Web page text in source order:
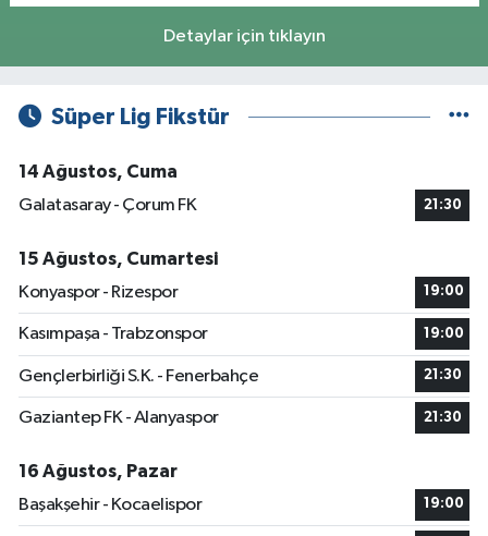
Detaylar için tıklayın
Süper Lig Fikstür
14 Ağustos, Cuma
Galatasaray - Çorum FK
21:30
15 Ağustos, Cumartesi
Konyaspor - Rizespor
19:00
Kasımpaşa - Trabzonspor 19:00
Gençlerbirliği S.K. - Fenerbahçe 21:30
Gaziantep FK - Alanyaspor 21:30
16 Ağustos, Pazar
Başakşehir - Kocaelispor
19:00